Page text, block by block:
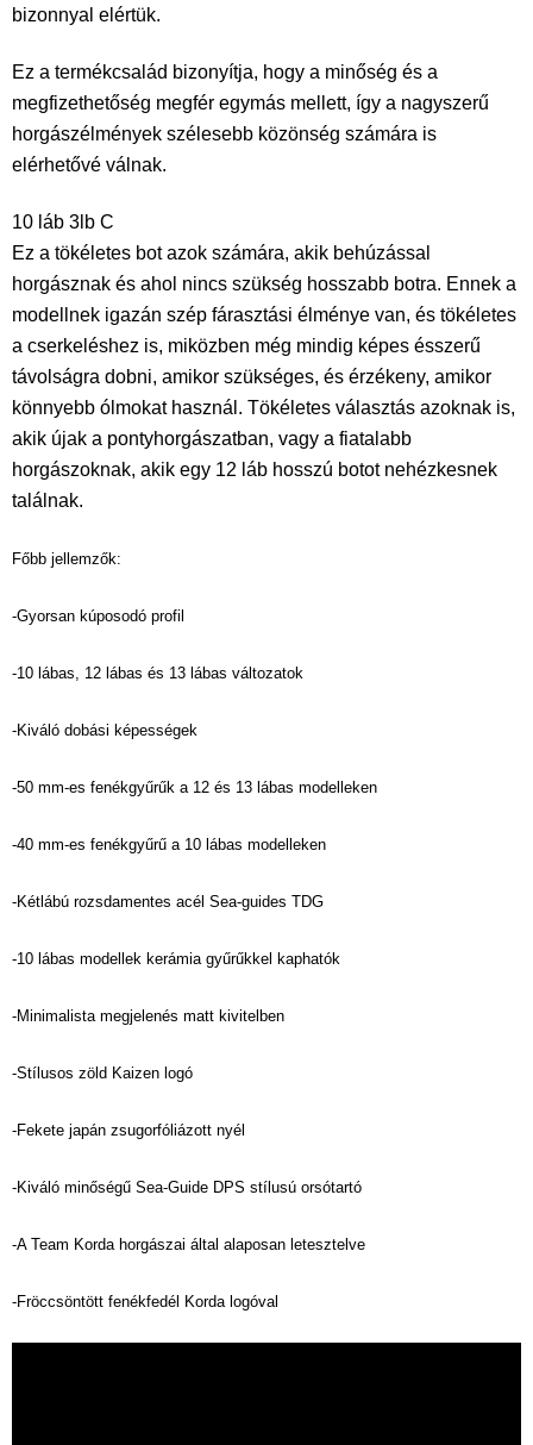
bizonnyal elértük.
Ez a termékcsalád bizonyítja, hogy a minőség és a
megfizethetőség megfér egymás mellett, így a nagyszerű
horgászélmények szélesebb közönség számára is
elérhetővé válnak.
10 láb 3lb C
Ez a tökéletes bot azok számára, akik behúzással
horgásznak és ahol nincs szükség hosszabb botra. Ennek a
modellnek igazán szép fárasztási élménye van, és tökéletes
a cserkeléshez is, miközben még mindig képes ésszerű
távolságra dobni, amikor szükséges, és érzékeny, amikor
könnyebb ólmokat használ. Tökéletes választás azoknak is,
akik újak a pontyhorgászatban, vagy a fiatalabb
horgászoknak, akik egy 12 láb hosszú botot nehézkesnek
találnak.
Főbb jellemzők:
-Gyorsan kúposodó profil
-10 lábas, 12 lábas és 13 lábas változatok
-Kiváló dobási képességek
-50 mm-es fenékgyűrűk a 12 és 13 lábas modelleken
-40 mm-es fenékgyűrű a 10 lábas modelleken
-Kétlábú rozsdamentes acél Sea-guides TDG
-10 lábas modellek kerámia gyűrűkkel kaphatók
-Minimalista megjelenés matt kivitelben
-Stílusos zöld Kaizen logó
-Fekete japán zsugorfóliázott nyél
-Kiváló minőségű Sea-Guide DPS stílusú orsótartó
-A Team Korda horgászai által alaposan letesztelve
-Fröccsöntött fenékfedél Korda logóval